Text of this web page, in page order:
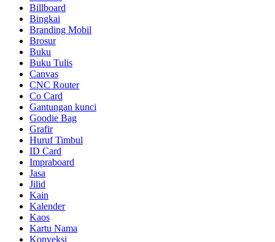
Billboard
Bingkai
Branding Mobil
Brosur
Buku
Buku Tulis
Canvas
CNC Router
Co Card
Gantungan kunci
Goodie Bag
Grafir
Huruf Timbul
ID Card
Impraboard
Jasa
Jilid
Kain
Kalender
Kaos
Kartu Nama
Konveksi